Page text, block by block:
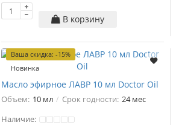
В корзину
Ваша скидка: -15%
Новинка
Масло эфирное ЛАВР 10 мл Doctor Oil
Объем: 10 мл Срок годности: 24 мес
Наличие: